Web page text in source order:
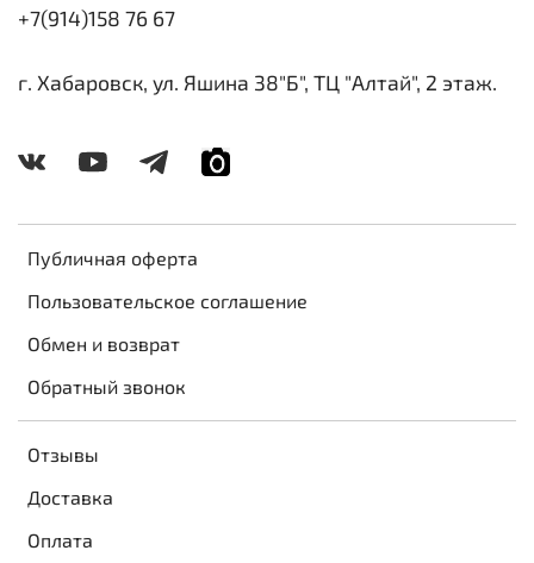
Публичная оферта
Пользовательское соглашение
Обмен и возврат
Обратный звонок
Отзывы
Доставка
Оплата
+7(914)158 76 67
г. Хабаровск, ул. Яшина 38"Б", ТЦ "Алтай", 2 этаж.